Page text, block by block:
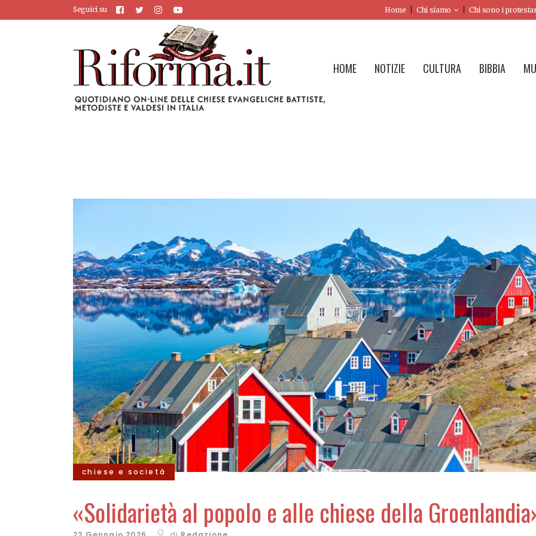
Seguici su Home Chi siamo Chi sono i
HOME NOTIZIE CULTURA BIBBIA
chiese e società
«Solidarietà al popolo e alle chiese della